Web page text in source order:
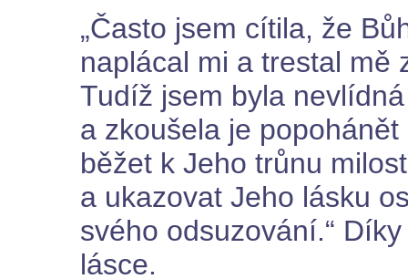
„Často jsem cítila, že
naplácal mi a trestal mě
Tudíž jsem byla
a zkoušela je
běžet k Jeho trůnu
a ukazovat Jeho lásku
svého odsuzování.“
lásce.